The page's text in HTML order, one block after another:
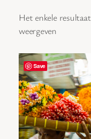
Het enkele resultaat
weergeven
Save